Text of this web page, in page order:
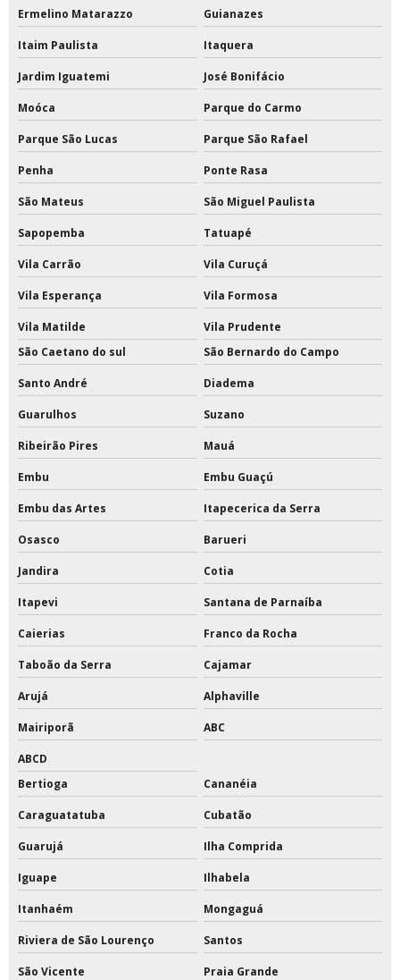
Tinta epóxi área externa
Tinta epóxi base solvente
Tinta epóxi base solvente preço
Tinta epóxi branca
Tinta epóxi com catalisador
Tinta epóxi com catalisador preço
Tinta epóxi ferro
Tinta epóxi fosca
Tinta epóxi impermeabilizante
Tinta epóxi industrial para metal
Tinta epóxi industrial para piso
Tinta epóxi para escada de concreto
Tinta epóxi para estrutura metálica
Tinta epóxi para metal
Tinta epóxi para parede
Tinta epóxi para parede externa
Tinta epóxi para piso externo
Tinta epóxi pu para piso
Tinta epóxi rendimento por m2
Tinta para pintar quadras
Tinta para pintar quadras esportivas
Tinta para pintura de quadras
Tinta para quadras
Tinta para quadras esportivas
Tinta poliuretano 18 litros
Tinta poliuretano alifático
Ermelino Matarazzo Guianazes
Itaim Paulista Itaquera
Jardim Iguatemi José Bonifácio
Moóca Parque do Carmo
Parque São Lucas Parque São Rafael
Penha Ponte Rasa
São Mateus São Miguel Paulista
Sapopemba Tatuapé
Vila Carrão Vila Curuçá
Vila Esperança Vila Formosa
Vila Matilde
Vila Prudente
São Caetano do sul
São Bernardo do Campo
Santo André Diadema
Guarulhos Suzano
Ribeirão Pires Mauá
Embu Embu Guaçú
Embu das Artes Itapecerica da Serra
Osasco Barueri
Jandira Cotia
Itapevi Santana de Parnaíba
Caierias Franco da Rocha
Taboão da Serra Cajamar
Arujá Alphaville
Mairiporã ABC
ABCD
Bertioga
Cananéia
Caraguatatuba Cubatão
Guarujá Ilha Comprida
Iguape Ilhabela
Itanhaém Mongaguá
Riviera de São Lourenço Santos
São Vicente Praia Grande